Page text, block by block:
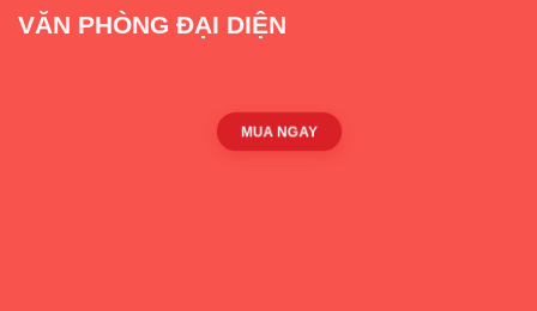
VĂN PHÒNG ĐẠI DIỆN
MUA NGAY